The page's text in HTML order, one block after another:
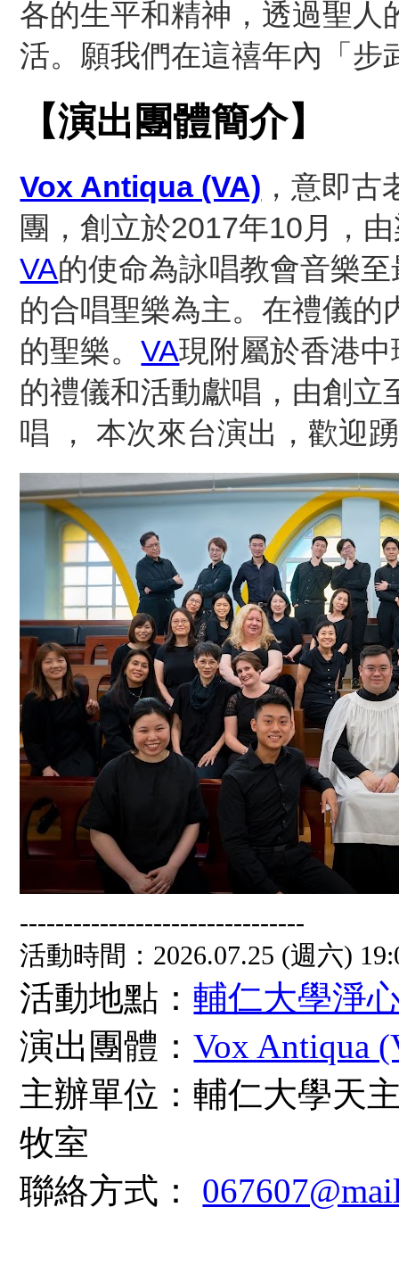
各的生平和精神，透過聖人
活。願我們在這禧年內「步
【演出團體簡介】
Vox Antiqua (VA) ，意即
團，創立於2017年10月，
VA的使命為詠唱教會音樂
的合唱聖樂為主。在禮儀的
的聖樂。VA現附屬於香港
的禮儀和活動獻唱，由創
唱 ， 本次來台演出，歡迎
--------------------------------
活動時間：2026.07.25 (週六)
活動地點：輔仁大學淨
演出團體：Vox Antiqua
主辦單位：輔仁大學天
牧室
聯絡方式：